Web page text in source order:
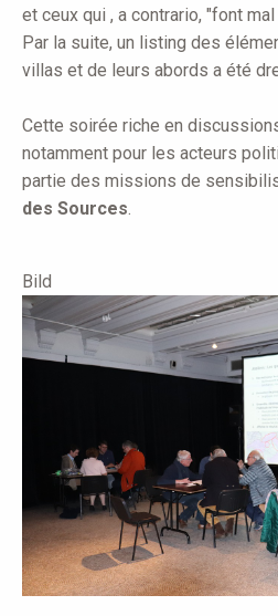
et ceux qui , a contrario, "font
Par la suite, un listing des
villas et de leurs abords a été
Cette soirée riche en
notamment pour les acteurs
partie des missions de
des Sources.
Bild